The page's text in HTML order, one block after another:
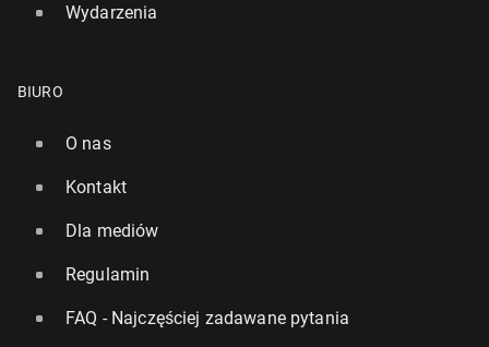
Wydarzenia
BIURO
O nas
Kontakt
Dla mediów
Regulamin
FAQ - Najczęściej zadawane pytania